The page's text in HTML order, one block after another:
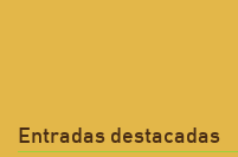
Entradas destacadas